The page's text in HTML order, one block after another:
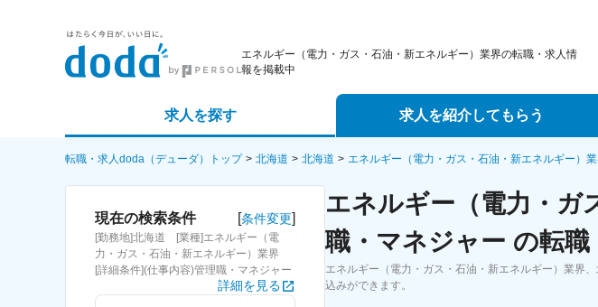
エネルギー（電力・ガス・石油・新エネルギー）業界の転職・求人情
報を掲載中
求人を探す
詳細条件から探す
求人特集から探す
求人を紹介してもらう
エージェントサービス
スカウトサービス
パートナーエージェントサービス
転職・求人doda（デューダ）トップ 北海道 北海道 エネルギー（電力・ガス・石油・新エネルギー）
現在の検索条件 [条件変更]
[勤務地]北海道 [業種]エネルギー（電
力・ガス・石油・新エネルギー）業界
[詳細条件](仕事内容)管理職・マネジャー
詳細を見る
エネルギー（電力・ガ
職・マネジャー の転職
エネルギー（電力・ガス・石油・新エネルギー）業界
込みができます。